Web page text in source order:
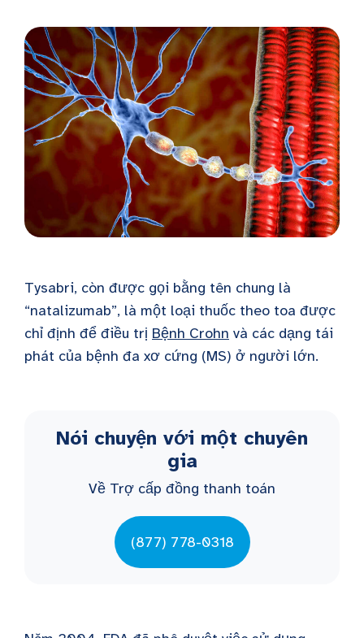
Tysabri, còn được gọi bằng tên chung là
“natalizumab”, là một loại thuốc theo toa được
chỉ định để điều trị Bệnh Crohn và các dạng tái
phát của bệnh đa xơ cứng (MS) ở người lớn.
Nói chuyện với một chuyên
gia
Về Trợ cấp đồng thanh toán
(877) 778-0318